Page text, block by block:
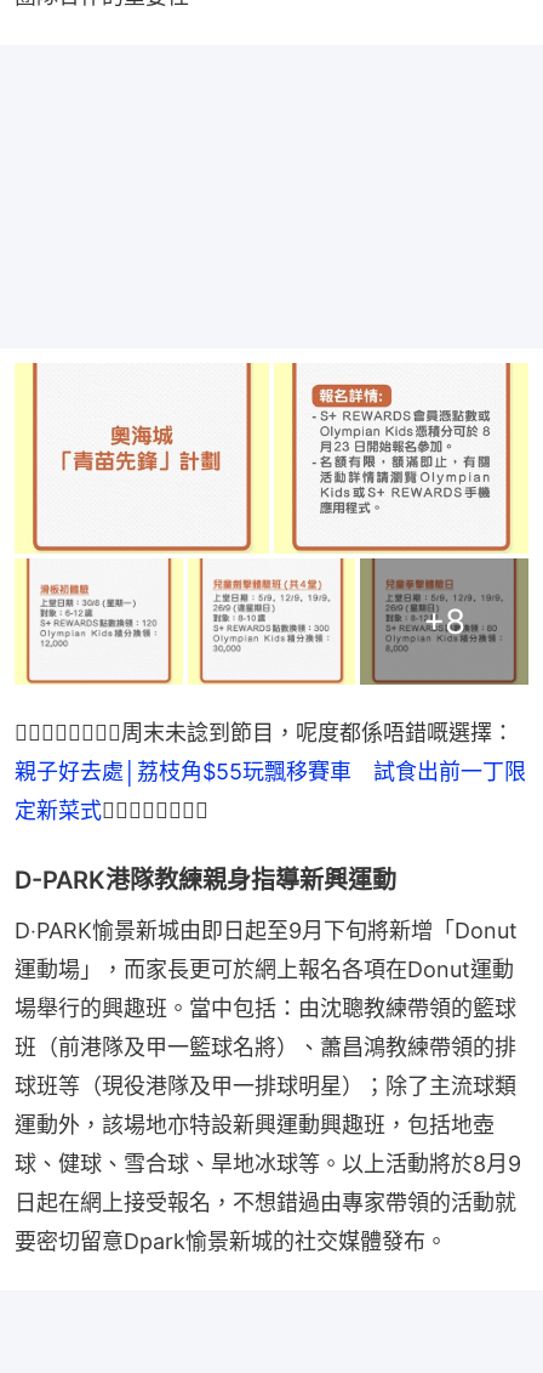
+8
👉🏻👉🏻👉🏻👉🏻周末未諗到節目，呢度都係唔錯嘅選擇：
親子好去處│荔枝角$55玩飄移賽車　試食出前一丁限
定新菜式👈🏻👈🏻👈🏻👈🏻
D-PARK港隊教練親身指導新興運動
D‧PARK愉景新城由即日起至9月下旬將新增「Donut
運動場」，而家長更可於網上報名各項在Donut運動
場舉行的興趣班。當中包括：由沈聰教練帶領的籃球
班（前港隊及甲一籃球名將）、蕭昌鴻教練帶領的排
球班等（現役港隊及甲一排球明星）；除了主流球類
運動外，該場地亦特設新興運動興趣班，包括地壺
球、健球、雪合球、旱地冰球等。以上活動將於8月9
日起在網上接受報名，不想錯過由專家帶領的活動就
要密切留意Dpark愉景新城的社交媒體發布。